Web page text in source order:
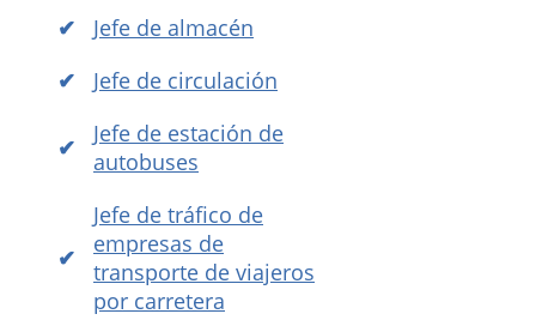
Jefe de almacén
Jefe de circulación
Jefe de estación de
autobuses
Jefe de tráfico de
empresas de
transporte de viajeros
por carretera